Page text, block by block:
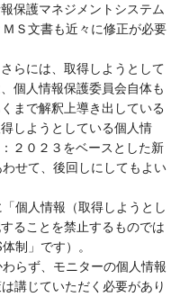
保護マネジメントシステム
ＭＳ文書も近々に修正が必要
らには、取得しようとして
個人情報保護委員会自体も
まで解釈上導き出している
しようとしている個人情
２０２３をベースとした新
せて、後回しにしてもよい
個人情報（取得しようとし
ることを禁止するものでは
制」です）。
らず、モニターの個人情報
講じていただく必要があり